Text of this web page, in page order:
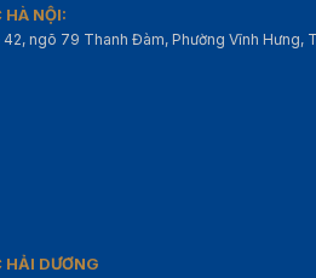
HÀ NỘI:
42, ngõ 79 Thanh Đàm, Phường Vĩnh Hưng,
HẢI DƯƠNG